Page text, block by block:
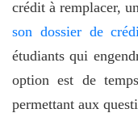
crédit à remplacer,
son dossier de
étudiants qui
option est de
permettant aux